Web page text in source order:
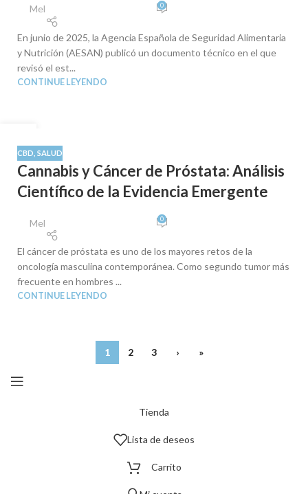
Mel 0
En junio de 2025, la Agencia Española de Seguridad Alimentaria
y Nutrición (AESAN) publicó un documento técnico en el que
revisó el est...
CONTINUE LEYENDO
AGO
CBD SALUD
Cannabis y Cáncer de Próstata: Análisis
Científico de la Evidencia Emergente
Mel 0
El cáncer de próstata es uno de los mayores retos de la
oncología masculina contemporánea. Como segundo tumor más
frecuente en hombres ...
CONTINUE LEYENDO
1 2 3 › »
Tienda
Lista de deseos
Carrito